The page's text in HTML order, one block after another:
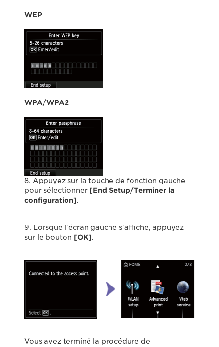
WEP
WPA/WPA2
8. Appuyez sur la touche de fonction gauche
pour sélectionner [End Setup/Terminer la
configuration].
9. Lorsque l'écran gauche s'affiche, appuyez
sur le bouton [OK].
Vous avez terminé la procédure de